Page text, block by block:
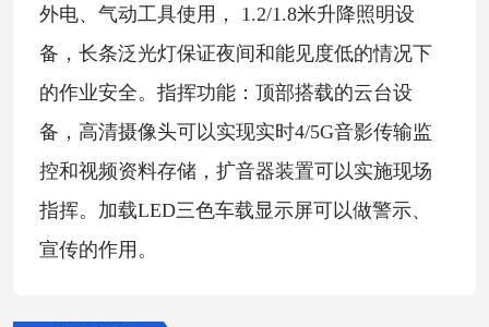
外电、气动工具使用， 1.2/1.8米升降照明设
备，长条泛光灯保证夜间和能见度低的情况下
的作业安全。指挥功能：顶部搭载的云台设
备，高清摄像头可以实现实时4/5G音影传输监
控和视频资料存储，扩音器装置可以实施现场
指挥。加载LED三色车载显示屏可以做警示、
宣传的作用。